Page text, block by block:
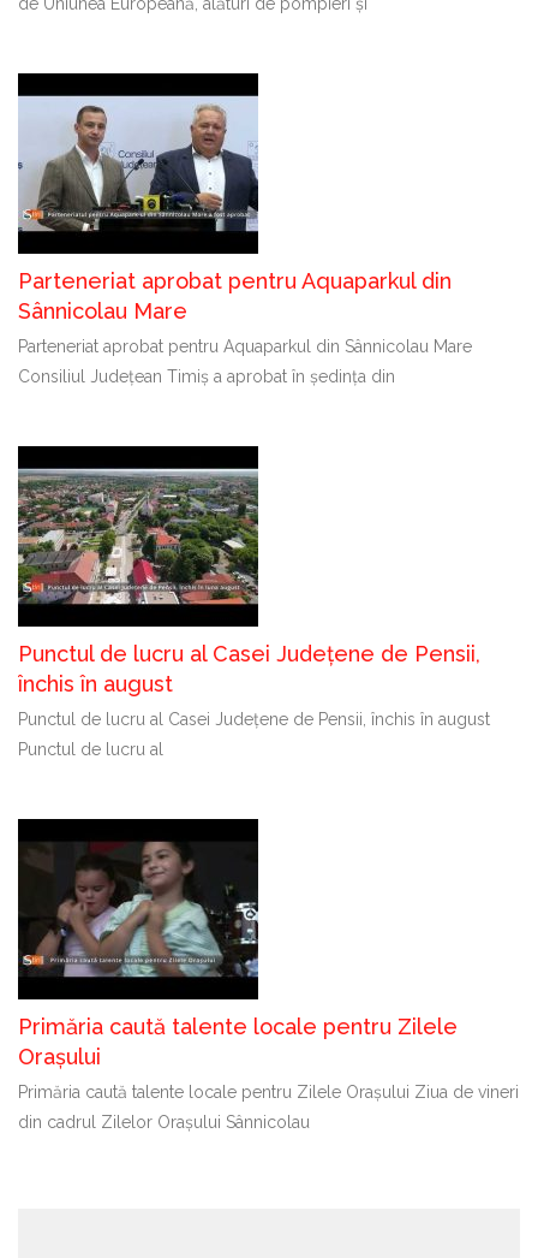
Parteneriat aprobat pentru Aquaparkul din
Sânnicolau Mare
Parteneriat aprobat pentru Aquaparkul din Sânnicolau Mare
Consiliul Județean Timiș a aprobat în ședința din
Punctul de lucru al Casei Județene de Pensii,
închis în august
Punctul de lucru al Casei Județene de Pensii, închis în august
Punctul de lucru al
Primăria caută talente locale pentru Zilele
Orașului
Primăria caută talente locale pentru Zilele Orașului Ziua de vineri
din cadrul Zilelor Orașului Sânnicolau